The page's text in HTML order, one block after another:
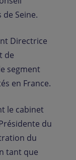
Seine.
Directrice
de
segment
en France.
le cabinet
du
du
tant que